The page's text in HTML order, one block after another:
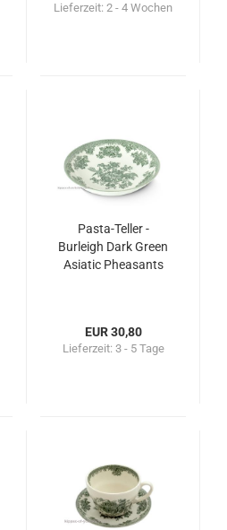
Lieferzeit: 2 - 4 Wochen
Pasta-Teller -
Burleigh Dark Green
Asiatic Pheasants
EUR 30,80
Lieferzeit: 3 - 5 Tage